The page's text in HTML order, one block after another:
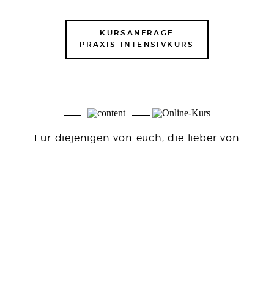
KURSANFRAGE
PRAXIS-INTENSIVKURS
Für diejenigen von euch, die lieber von